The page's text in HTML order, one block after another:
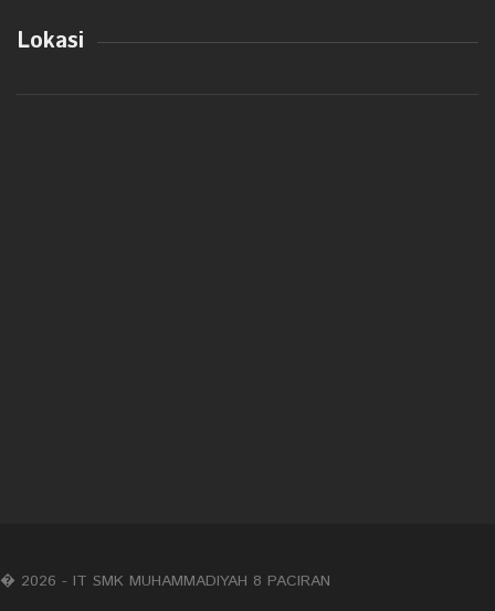
Lokasi
� 2026 - IT SMK MUHAMMADIYAH 8 PACIRAN